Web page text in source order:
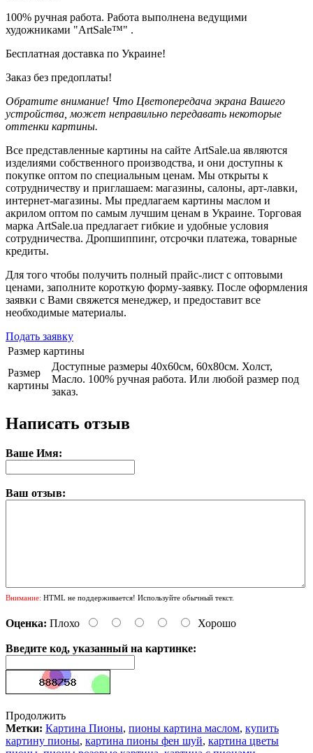
100% ручная работа. Работа выполнена ведущими
художниками "ArtSale™" .
Бесплатная доставка по Украине!
Заказ без предоплаты!
Обратите внимание! Что Цветопередача экрана Вашего
устройства, может неправильно передавать некоторые
оттенки картины.
Все представленные картины на сайте ArtSale.ua являются
изделиями собственного производства, и они доступны к
покупке оптом по специальным ценам. Мы открыты к
сотрудничеству и приглашаем: магазины, салоны, арт-лавки,
интернет-магазины. Мы предлагаем картины маслом и
акрилом оптом по самым лучшим ценам в Украине. Торговая
марка ArtSale.ua предлагает гибкие и удобные условия
сотрудничества. Дропшиппинг, отсрочки платежа, товарные
кредиты.
Для того чтобы получить полный прайс-лист с оптовыми
ценами, заполните короткую форму-заявку. После оформления
заявки с Вами свяжется менеджер, и предоставит все
необходимые материалы.
Подать заявку
Размер картины
Размер
картины
Доступные размеры 40х60см, 60х80см. Холст,
Масло. 100% ручная работа. Или любой размер под
заказ.
Написать отзыв
Ваше Имя:
Ваш отзыв:
Внимание: HTML не поддерживается! Используйте обычный текст.
Оценка: Плохо Хорошо
Введите код, указанный на картинке:
Продолжить
Метки: Картина Пионы, пионы картина маслом, купить
картину пионы, картина пионы фен шуй, картина цветы